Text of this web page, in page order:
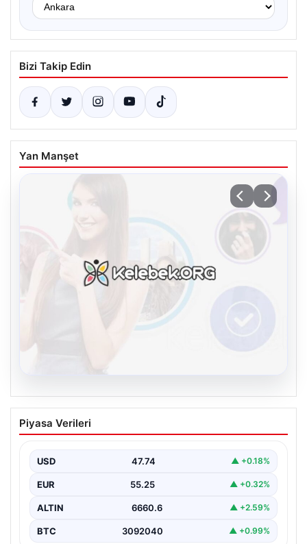
Bizi Takip Edin
Yan Manşet
Kelebek chat adresi İle Sanal İletişimin
Güvenli Adresi Ve Muhabbet Deneyimi
sağlaması büyük bir hassasiyet taşımaktadır. Güncel
olarak…
Piyasa Verileri
USD 47.74 ▲ +0.18%
EUR 55.25 ▲ +0.32%
ALTIN 6660.6 ▲ +2.59%
BTC 3092040 ▲ +0.99%